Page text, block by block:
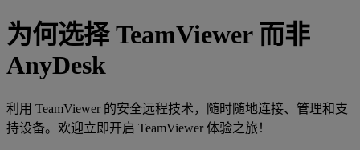
为何选择 TeamViewer 而非
AnyDesk
利用 TeamViewer 的安全远程技术，随时随地连接、管理和支
持设备。欢迎立即开启 TeamViewer 体验之旅！